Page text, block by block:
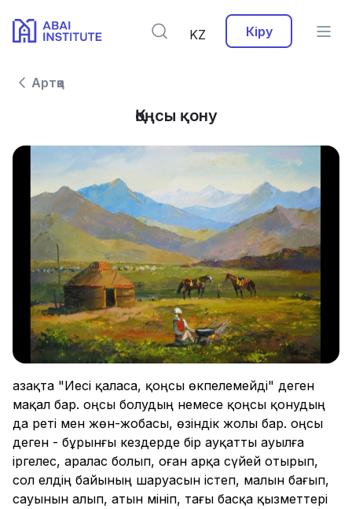
KZ Кіру
Артқа
Қоңсы қону
Қазақта "Иесі қаласа, қоңсы өкпелемейді" деген
мақал бар. Қоңсы болудың немесе қоңсы қонудың
да реті мен жөн-жобасы, өзіндік жолы бар. Қоңсы
деген - бұрынғы кездерде бір ауқатты ауылға
іргелес, аралас болып, оған арқа сүйей отырып,
сол елдің байының шаруасын істеп, малын бағып,
сауынын алып, атын мініп, тағы басқа қызметтері